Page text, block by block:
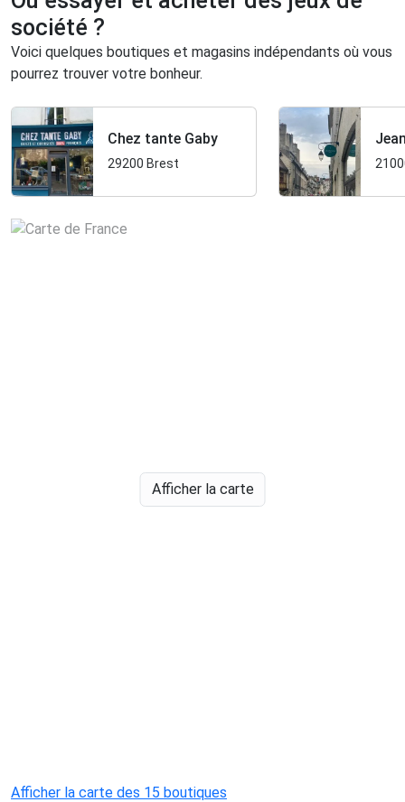
Afficher la carte
société ?
Voici quelques boutiques et magasins indépendants où vous
pourrez trouver votre bonheur.
Chez tante Gaby
29200 Brest
Afficher la carte des 15 boutiques